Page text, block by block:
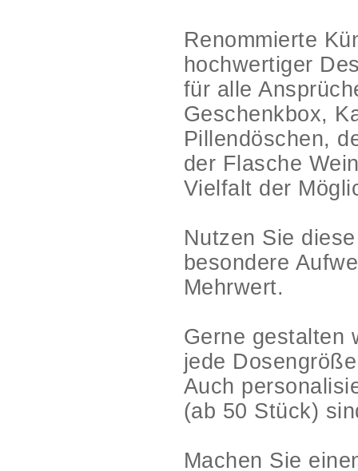
Renommierte
hochwertiger
für alle
Geschenkbox,
Pillendöschen,
der Flasche
Vielfalt der
Nutzen Sie
besondere
Mehrwert.
Gerne gestalten
jede
Auch
(ab 50 Stück)
Machen Sie